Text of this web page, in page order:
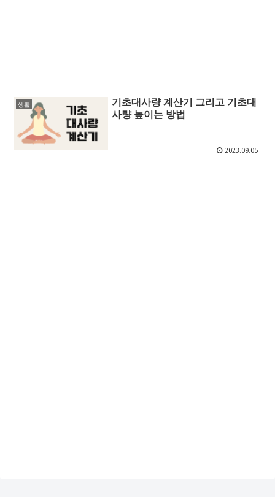
생활
기초대사량 계산기 그리고 기초대
사량 높이는 방법
2023.09.05